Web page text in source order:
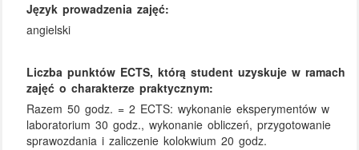
Język prowadzenia zajęć:
angielski
Liczba punktów ECTS, którą student uzyskuje w ramach
zajęć o charakterze praktycznym:
Razem 50 godz. = 2 ECTS: wykonanie eksperymentów w
laboratorium 30 godz., wykonanie obliczeń, przygotowanie
sprawozdania i zaliczenie kolokwium 20 godz.